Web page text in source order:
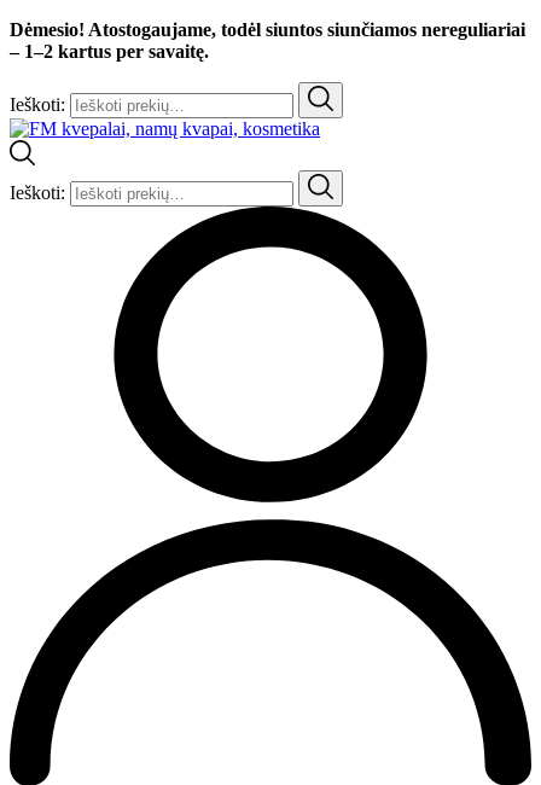
Dėmesio! Atostogaujame, todėl siuntos siunčiamos nereguliariai
– 1–2 kartus per savaitę.
Ieškoti:
Ieškoti: